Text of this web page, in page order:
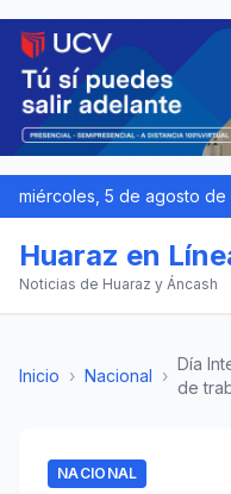
miércoles, 5 de agosto de
Huaraz en
Noticias de Huaraz y Áncash
Inicio › Nacional ›
Día
de
NACIONAL